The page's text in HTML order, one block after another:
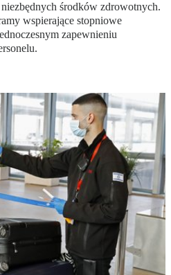
środków zdrowotnych.
wspierające stopniowe
zapewnieniu